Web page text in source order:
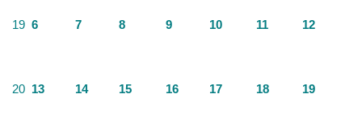
19 6 7 8 9 10 11 12
20 13 14 15 16 17 18 19